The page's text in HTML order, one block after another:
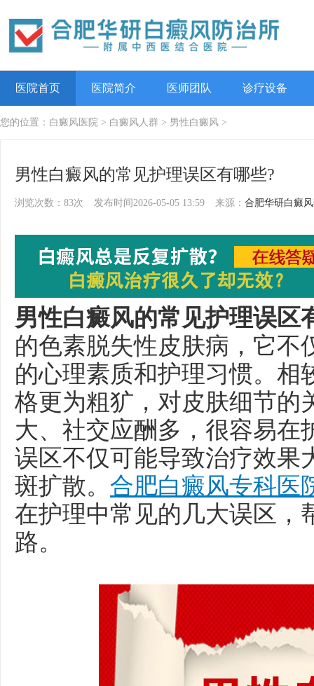
医院首页 医院简介 医师团队 诊疗设备
您的位置： 白癜风医院 > 白癜风人群 > 男性白癜风 >
男性白癜风的常见护理误区有哪些?
浏览次数：83次 发布时间2026-05-05 13:59 来源： 合肥华研白癜
男性白癜风的常见护理误区
的色素脱失性皮肤病，它不
的心理素质和护理习惯。相
格更为粗犷，对皮肤细节的
大、社交应酬多，很容易在
误区不仅可能导致治疗效果
斑扩散。 合肥白癜风专科医
在护理中常见的几大误区，
路。